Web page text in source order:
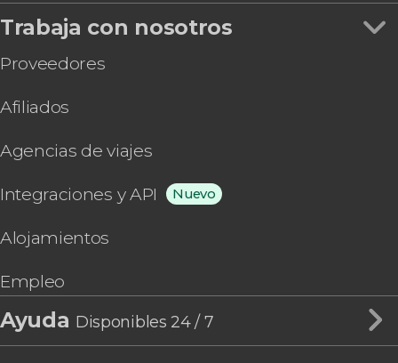
Trabaja con nosotros
Proveedores
Afiliados
Agencias de viajes
Integraciones y API Nuevo
Alojamientos
Empleo
Ayuda Disponibles 24 / 7